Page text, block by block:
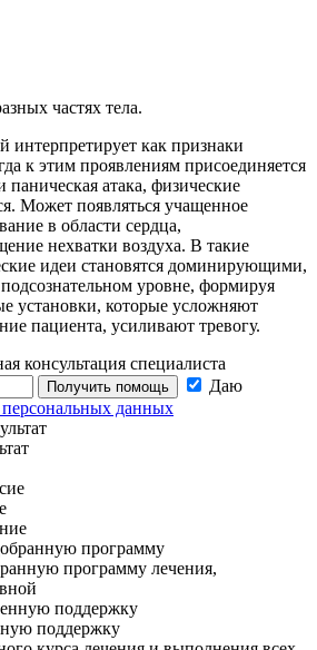
частях тела.
как признаки
к этим проявлениям присоединяется
паническая атака, физические
Может появляться учащенное
в области сердца,
нехватки воздуха. В такие
идеи становятся доминирующими,
подсознательном уровне, формируя
установки, которые усложняют
пациента, усиливают тревогу.
консультация специалиста
Получить помощь
Даю
персональных данных
программу лечения,
поддержку